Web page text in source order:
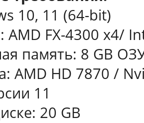
10, 11 (64-bit)
AMD FX-4300 x4/
память: 8 GB
AMD HD 7870 /
11
20 GB